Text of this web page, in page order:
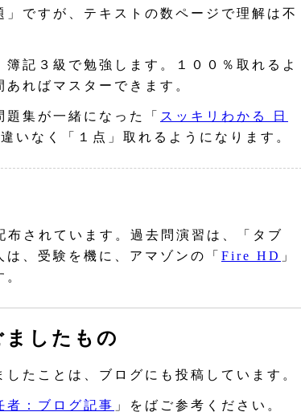
ですが、テキストの数ページで理解は不
記３級で勉強します。１００％取れるよ
ればマスターできます。
集が一緒になった「
スッキリわかる 日
いなく「１点」取れるようになります。
されています。過去問演習は、「タブ
、受験を機に、アマゾンの「 Fire HD 」
したもの
たことは、ブログにも投稿しています。
者：ブログ記事 」をばご参考ください。